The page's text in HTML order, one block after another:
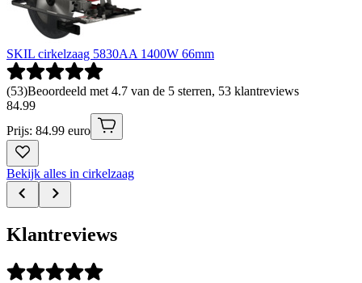
SKIL cirkelzaag 5830AA 1400W 66mm
(53)Beoordeeld met 4.7 van de 5 sterren, 53 klantreviews
84.99
Prijs: 84.99 euro
Bekijk alles in cirkelzaag
Klantreviews